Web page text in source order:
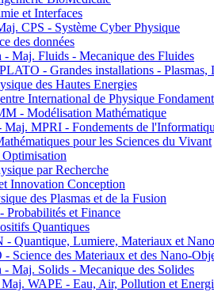
et Interfaces
CPS - Système Cyber Physique
des données
Maj. Fluids - Mecanique des Fluides
- Grandes installations - Plasmas,
des Hautes Energies
International de Physique
- Modélisation Mathématique
MPRI - Fondements de
pour les Sciences du Vivant
par Recherche
Innovation Conception
des Plasmas et de la Fusion
et Finance
Quantiques
Lumiere, Materiaux et
des Materiaux et des Nano-
Maj. Solids - Mecanique des Solides
WAPE - Eau, Air, Pollution et